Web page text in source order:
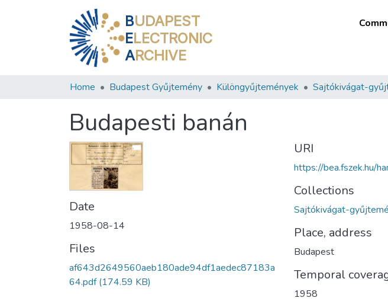
BUDAPEST
ELECTRONIC
ARCHIVE
Home Budapest Gyűjtemény Különgyűjtemények Sajtókivágat-
Budapesti banán
Date
1958-08-14
Files
af643d2649560aeb180ade94df1aedec87183a
64.pdf(174.59 KB)
URI
https://bea.fszek.hu/
Collections
Sajtókivágat-
Place, address
Budapest
Temporal
1958